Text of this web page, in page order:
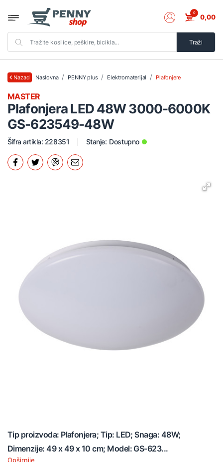
Traži
0 0,00
Nazad Naslovna PENNY plus Elektromaterijal Plafonjere
Plafonjera LED 48W 3000-6000K
GS-623549-48W
MASTER
Šifra artikla: 228351 Stanje: Dostupno
Tip proizvoda: Plafonjera; Tip: LED; Snaga: 48W;
Dimenzije: 49 x 49 x 10 cm; Model: GS-623...
Opširnije